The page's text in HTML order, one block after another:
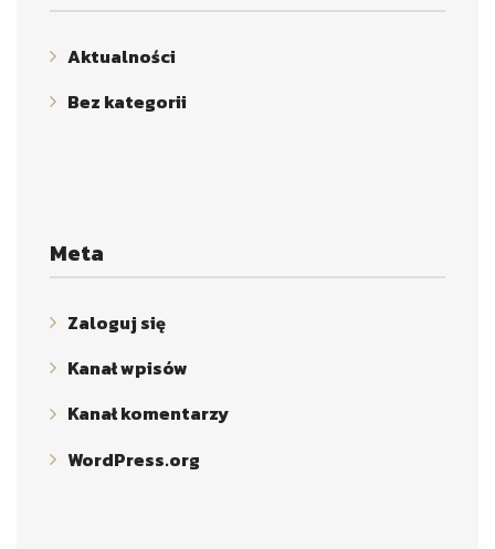
Aktualności
Bez kategorii
Meta
Zaloguj się
Kanał wpisów
Kanał komentarzy
WordPress.org